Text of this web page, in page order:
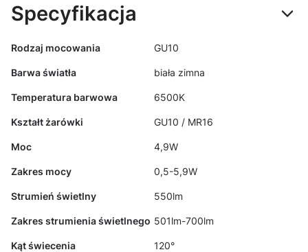
Specyfikacja
Rodzaj mocowania GU10
Barwa światła biała zimna
Temperatura barwowa 6500K
Kształt żarówki GU10 / MR16
Moc 4,9W
Zakres mocy 0,5-5,9W
Strumień świetlny 550lm
Zakres strumienia świetlnego 501lm-700lm
Kąt świecenia 120°